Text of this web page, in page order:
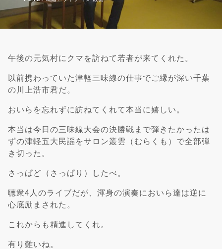
午後の元気村にクマを訪ねて若者が来てくれた。
以前携わっていた津軽三味線の仕事でご縁が深い千葉
の川上浩市君だ。
おいらを忘れずに訪ねてくれて本当に嬉しい。
本当は今日の三味線大会の決勝戦まで弾きたかったは
ずの津軽五大民謡をサロン叢雲（むらくも）で全部弾
き切った。
さっぱど（さっぱり）したべ。
聴衆4人のライブだが、渾身の演奏においら達は逆に
心底励まされた。
これからも精進してくれ。
有り難いね。